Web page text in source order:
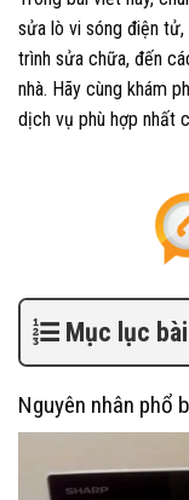
sửa lò vi sóng điện tử,
trình sửa chữa, đến
nhà. Hãy cùng khám
dịch vụ phù hợp nhất
Mục lục
Nguyên nhân phổ